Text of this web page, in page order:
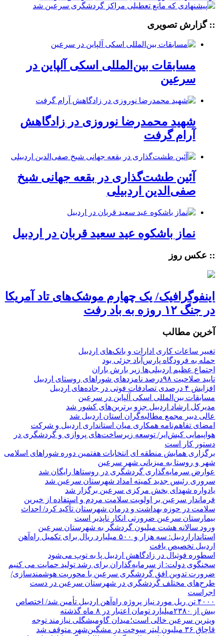
:: گزارش تصویری
مسابقات بین‌المللی اسکی آلپاین در
سرعین
شهید محمدرضا نوروزی در زادگاهش
آرام گرفت
آئین طشت‌گذاری در بقعه جهانی شیخ
صفی‌الدین اردبیلی
نماز باشکوه عید سعید قربان در اردبیل
:: عکس روز
اینفوگرافیک/ یک چهارم موشک‌های تاد آمریکا
در جنگ ۱۲ روزه به باد رفت
آخرین مطالب
تغییر ساعات کاری ادارات و بانک‌های اردبیل
حمله به فرودگاه پارس‌‌آباد جزئی بود
اجتماع عظیم اردبیلی‌ها زیر بارش باران
تایید صلاحیت ۹۸درصد نامزدهای شوراهای روستای اردبیل
افزایش ۴ درصدی تصادفات فوتی در جاده‌های اردبیل
مسابقات بین‌المللی اسکی آلپاین در سرعین
مدیرکل ارشاد اردبیل جزو برترین‌های کشور شد
عالی دبیر مجمع مطالبه‌گران استان اردبیل شد
امضای تفاهم‌نامه همکاری میان استانداری اردبیل و شرکت
هواپیمایی کیش‌ایر/ توسعه زیرساخت‌های پروازی و گردشگری در
دستور کار است
برگزاری همایش منطقه ای انتخابات هفتمین دوره شوراهای اسلامی
شهر و روستا به میزبانی شهر سرعین
عوارض سرمایه‌گذاری گردشگری در روستاها رایگان شد
سروری رئیس جدید کمیته امداد شهرستان سرعین شد
یادواره شهدای بخش مرکزی سرعین برگزار شد
فرماندار سرعین بر اولویت سلامت مردم و استفاده از خیرین
سلامت در حوزه بهداشت و درمان شهرستان تأکید کرد/ احداث
بیمارستان سرعین ضرورتی انکار ناپذیر است
ورود سالانه هشت میلیون گردشگر به شهرستان سرعین
استانداراردبیل: سه هزار و ۵۰۰ میلیارد ریال برای تکمیل راه‌آهن
اردبیل تخصیص یافت
اسطوره فوتبال در زادگاهش اردبیل پا به توپ می‌شود
سخنگوی دولت: از سرمایه‌گذاران برای رشد تولید حمایت می کنیم
ضرورت تدوین افق گردشگری سرعین با محوریت هوشمندسازی/
طرح‌های مختلف گردشگری در شهرستان سرعین در دست
اجراست
۴۰۰۰ تن ریل مورد نیاز پروژه راه‌آهن اردبیل تأمین شد/ اختصاص
بیش از ۲۳۸۰میلیارد تومان اعتبار در ۸ ماه گذشته
ویترین سرعین خالی است؛میدان گاومیشگلی نیازمند توجه
قاچاق ۳۶ میلیون لیتر سوخت در مشگین‌شهر متوقف شد